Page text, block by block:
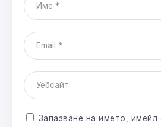
Запазване на името, имейл